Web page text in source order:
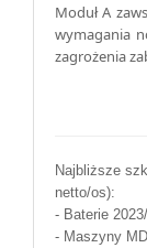
Moduł A
wymagania
zagrożenia
Najbliższe
netto/os):
- Baterie
- Maszyny